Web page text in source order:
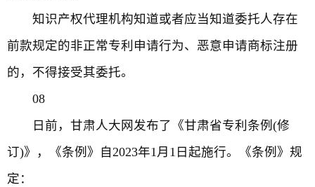
知识产权代理机构知道或者应当知道委托人存在
前款规定的非正常专利申请行为、恶意申请商标注册
的，不得接受其委托。
08
日前，甘肃人大网发布了《甘肃省专利条例(修
订)》，《条例》自2023年1月1日起施行。《条例》规
定：